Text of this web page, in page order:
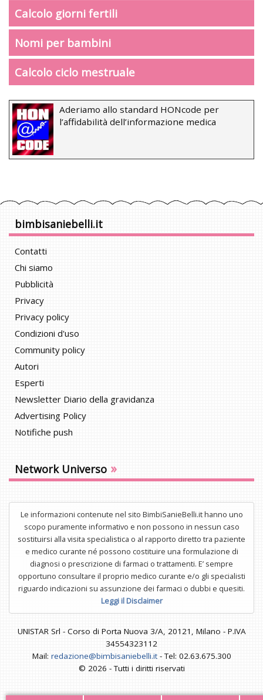
Calcolo giorni fertili
Nomi per bambini
Calcolo ciclo mestruale
Aderiamo allo standard HONcode per
l’affidabilità dell’informazione medica
bimbisaniebelli.it
Contatti
Chi siamo
Pubblicità
Privacy
Privacy policy
Condizioni d'uso
Community policy
Autori
Esperti
Newsletter Diario della gravidanza
Advertising Policy
Notifiche push
Network Universo »
Le informazioni contenute nel sito BimbiSanieBelli.it hanno uno
scopo puramente informativo e non possono in nessun caso
sostituirsi alla visita specialistica o al rapporto diretto tra paziente
e medico curante né possono costituire una formulazione di
diagnosi o prescrizione di farmaci o trattamenti. E’ sempre
opportuno consultare il proprio medico curante e/o gli specialisti
riguardo indicazioni su assunzione dei farmaci o dubbi e quesiti.
Leggi il Disclaimer
UNISTAR Srl - Corso di Porta Nuova 3/A, 20121, Milano - P.IVA
34554323112
Mail: redazione@bimbisaniebelli.it- Tel: 02.63.675.300
© 2026 - Tutti i diritti riservati